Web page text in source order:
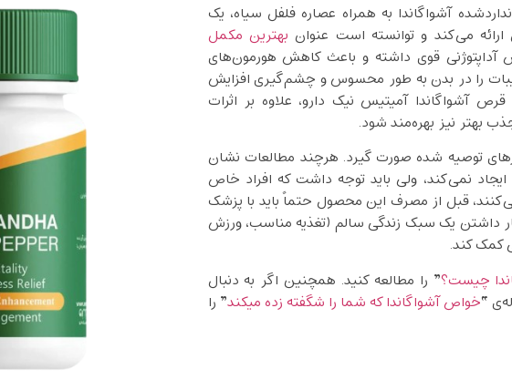
آشواگاندا به همراه عصاره فلفل سیاه، یک
می‌کند و توانسته است عنوان بهترین مکمل
آداپتوژنی قوی داشته و باعث کاهش هورمون‌های
را در بدن به ‌طور محسوس و چشم‌گیری افزایش
آمیتیس نیک دارو، علاوه بر اثرات
بهتر نیز بهره‌مند شود.
توصیه شده صورت گیرد. هرچند مطالعات نشان
نمی‌کند، ولی باید توجه داشت که افراد خاص
قبل از مصرف این محصول حتماً باید با پزشک
داشتن یک سبک زندگی سالم (تغذیه مناسب، ورزش
کمک کند.
چیست؟” را مطالعه کنید. همچنین اگر به دنبال
“خواص آشواگاندا که شما را شگفته زده میکند” را